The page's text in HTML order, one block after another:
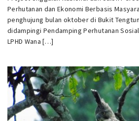
Perhutanan dan Ekonomi Berbasis
penghujung bulan oktober di Bukit
didampingi Pendamping Perhutanan
LPHD Wana […]